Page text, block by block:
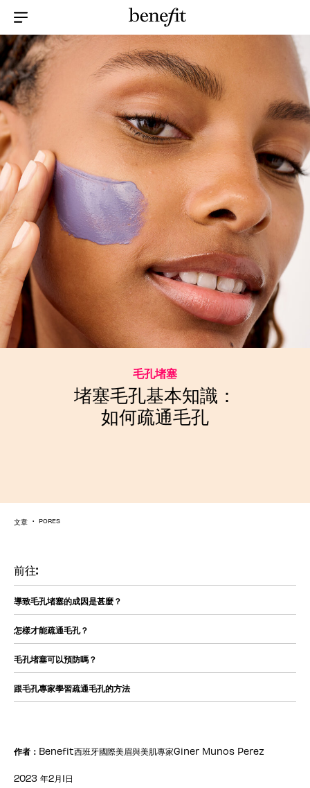
毛孔堵塞
堵塞毛孔基本知識：
如何疏通毛孔
文章 PORES
前往:
導致毛孔堵塞的成因是甚麼？
怎樣才能疏通毛孔？
毛孔堵塞可以預防嗎？
跟毛孔專家學習疏通毛孔的方法
作者： Benefit西班牙國際美眉與美肌專家Giner Munos Perez
2023 年2月1日